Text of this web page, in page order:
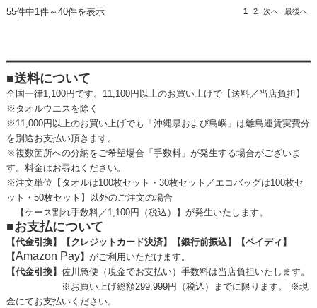
55件中1件～40件を表示 1 2 次へ 最後へ
■送料について
全国一律1,100円です。11,100円以上のお買い上げで【送料／当店負担】
※タオルウエスを除く
※11,000円以上のお買い上げでも「沖縄県および島嶼」は離島運賃実費分
を別途お支払い頂きます。
※複数箇所への分納をご希望場合「手数料」が発生する場合がございま
す。料金はお尋ねください。
※注文単位【タオルは100枚セット・30枚セット／エコバッグは100枚セ
ット・50枚セット】以外のご注文の場合
【ケース割れ手数料／1,100円（税込）】が発生いたします。
■お支払について
【代金引換】【クレジットカード決済】【銀行前振込】
【ペイディ】
【Amazon Pay】 がご利用いただけます。
【代金引換】 佐川急便（現金でお支払い） 手数料は当店負担いたします。
※お買い上げ総額299,999円（税込）までに限ります。 ※現
金にてお支払いください。